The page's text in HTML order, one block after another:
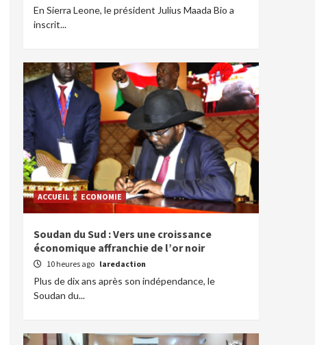
En Sierra Leone, le président Julius Maada Bio a
inscrit...
ACCUEIL ECONOMIE
Soudan du Sud : Vers une croissance
économique affranchie de l’or noir
10 heures ago laredaction
Plus de dix ans après son indépendance, le
Soudan du...